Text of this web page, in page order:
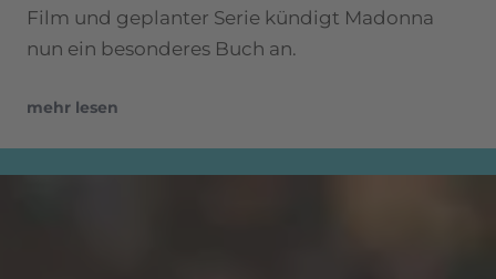
Film und geplanter Serie kündigt Madonna
nun ein besonderes Buch an.
mehr lesen